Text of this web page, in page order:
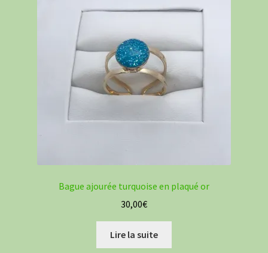
Bague ajourée turquoise en plaqué or
30,00€
Lire la suite